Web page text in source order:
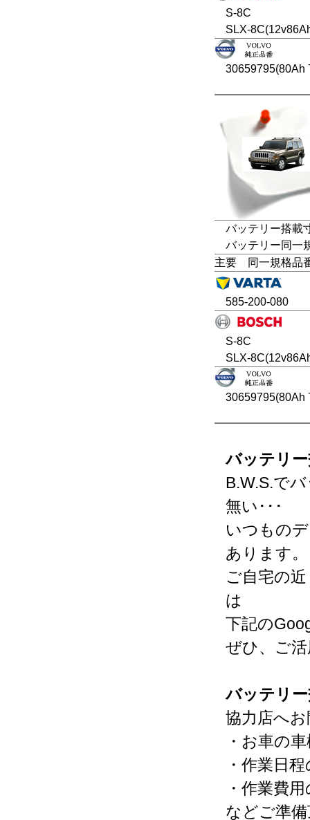
S-8C
SLX-
30659795(80Ah
バッテリー搭載
バッテリー同一
主要 同一規格品
585-200-080
S-8C
SLX-
30659795(80Ah
バッテリ
B.W.S.で
無い･･･
いつもの
あります
ご自宅の
は
下記の
ぜひ、ご
バッテリ
協力店へ
・お車の
・作業日
・作業費
などご準